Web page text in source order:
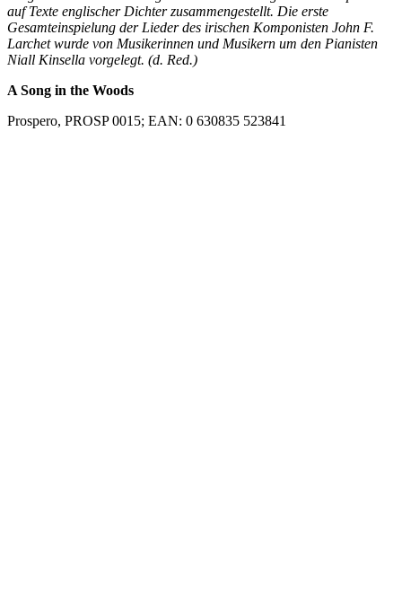
auf Texte englischer Dichter zusammengestellt. Die erste
Gesamteinspielung der Lieder des irischen Komponisten John F.
Larchet wurde von Musikerinnen und Musikern um den Pianisten
Niall Kinsella vorgelegt. (d. Red.)
A Song in the Woods
Prospero, PROSP 0015; EAN: 0 630835 523841